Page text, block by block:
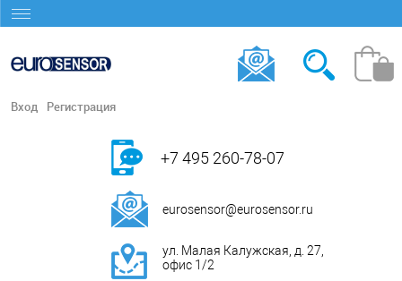
Вход Регистрация
+7 495 260-78-07
eurosensor@eurosensor.ru
ул. Малая Калужская, д. 27,
офис 1/2